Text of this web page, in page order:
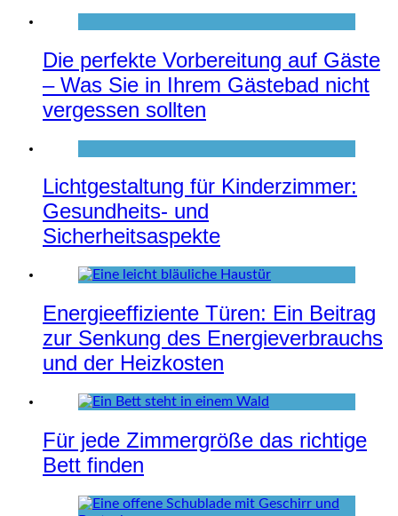
Die perfekte Vorbereitung auf Gäste
– Was Sie in Ihrem Gästebad nicht
vergessen sollten
Lichtgestaltung für Kinderzimmer:
Gesundheits- und
Sicherheitsaspekte
Energieeffiziente Türen: Ein Beitrag
zur Senkung des Energieverbrauchs
und der Heizkosten
Für jede Zimmergröße das richtige
Bett finden